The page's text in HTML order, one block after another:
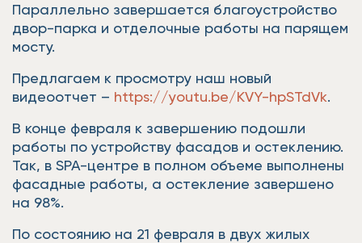
Параллельно завершается благоустройство
двор-парка и отделочные работы на парящем
мосту.
Предлагаем к просмотру наш новый
видеоотчет – https://youtu.be/KVY-hpSTdVk.
В конце февраля к завершению подошли
работы по устройству фасадов и остеклению.
Так, в SPA-центре в полном объеме выполнены
фасадные работы, а остекление завершено
на 98%.
По состоянию на 21 февраля в двух жилых